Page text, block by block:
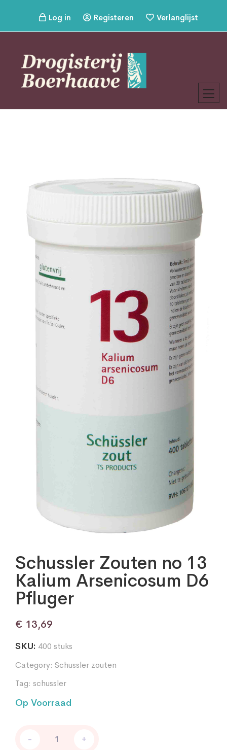
Log in Registeren Verlanglijst
Schussler Zouten no 13
Kalium Arsenicosum D6
Pfluger
€ 13,69
SKU: 400 stuks
Category: Schussler zouten
Tag: schussler
Op Voorraad
Zouten
- +